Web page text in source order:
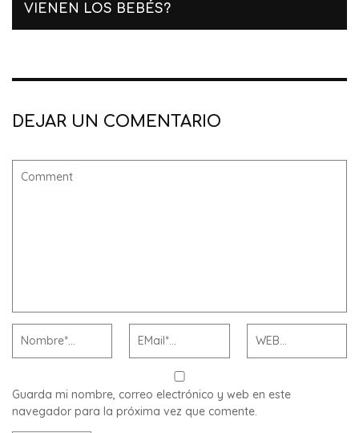
VIENEN LOS BEBÉS?
DEJAR UN COMENTARIO
Guarda mi nombre, correo electrónico y web en este
navegador para la próxima vez que comente.